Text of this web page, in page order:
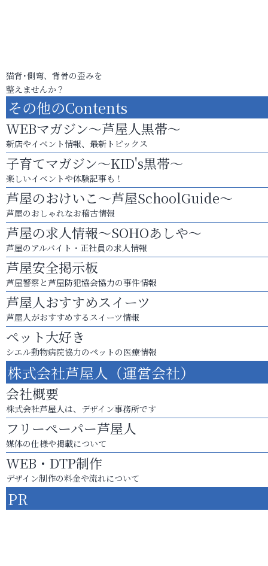
猫背･側弯、背骨の歪みを
整えませんか？
その他のContents
WEBマガジン～芦屋人黒帯～
新店やイベント情報、最新トピックス
子育てマガジン～KID's黒帯～
楽しいイベントや体験記事も！
芦屋のおけいこ～芦屋SchoolGuide～
芦屋のおしゃれなお稽古情報
芦屋の求人情報～SOHOあしや～
芦屋のアルバイト・正社員の求人情報
芦屋安全掲示板
芦屋警察と芦屋防犯協会協力の事件情報
芦屋人おすすめスイーツ
芦屋人がおすすめするスイーツ情報
ペット大好き
シエル動物病院協力のペットの医療情報
株式会社芦屋人（運営会社）
会社概要
株式会社芦屋人は、デザイン事務所です
フリーペーパー芦屋人
媒体の仕様や掲載について
WEB・DTP制作
デザイン制作の料金や流れについて
PR